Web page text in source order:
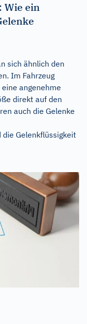
Wie ein
sich ähnlich den
Im Fahrzeug
angenehme
direkt auf den
auch die Gelenke
die Gelenkflüssigkeit